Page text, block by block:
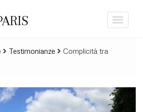
Toggle
Testimonianze
Complicità tra